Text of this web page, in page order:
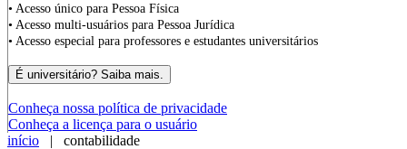
• Acesso único para Pessoa Física
• Acesso multi-usuários para Pessoa Jurídica
• Acesso especial para professores e estudantes universitários
Conheça nossa política de privacidade
Conheça a licença para o usuário
início | contabilidade